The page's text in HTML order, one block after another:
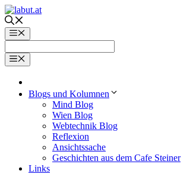
Zum
Inhalt
springenMenü
Menü
Blogs und Kolumnen
Mind Blog
Wien Blog
Webtechnik Blog
Reflexion
Ansichtssache
Geschichten aus dem Cafe Steiner
Links